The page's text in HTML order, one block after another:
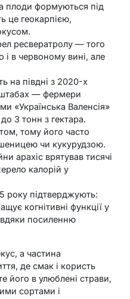
плоди формуються під
це геокарпією,
ресвератролу — того
в червоному вині, але
на півдні з 2020-х
— фермери
«Українська Валенсія»
3 тонн з гектара.
тому його часто
чи кукурудзою.
арахіс врятував тисячі
калорій у
року підтверджують:
когнітивні функції у
посиленню
а частина
де смак і користь
його в улюблені страви,
сортами і